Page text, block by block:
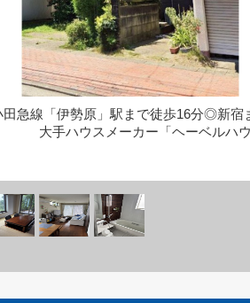
田急線「伊勢原」駅まで徒歩16分◎新宿
手ハウスメーカー「ヘーベルハ